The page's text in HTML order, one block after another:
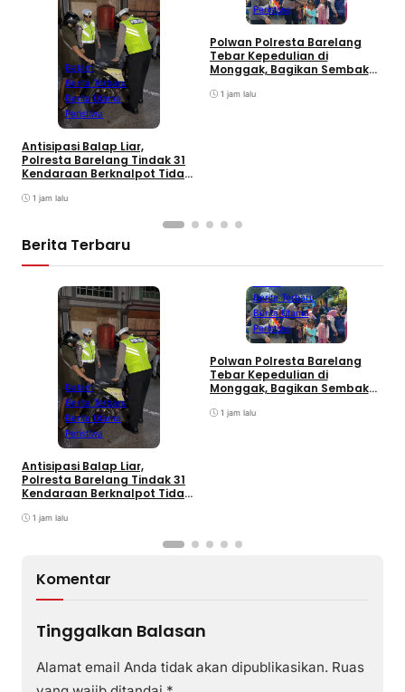
Batam
Berita Terbaru
Berita Utama
Peristiwa
Antisipasi Balap Liar,
Polresta Barelang Tindak 31
Kendaraan Berknalpot Tidak
1 jam lalu
Peristiwa
Polwan Polresta Barelang
Tebar Kepedulian di
Monggak, Bagikan Sembako
1 jam lalu
Berita Terbaru
Batam
Berita Terbaru
Berita Utama
Peristiwa
Antisipasi Balap Liar,
Polresta Barelang Tindak 31
Kendaraan Berknalpot Tidak
1 jam lalu
Berita Terbaru
Berita Utama
Peristiwa
Polwan Polresta Barelang
Tebar Kepedulian di
Monggak, Bagikan Sembako
1 jam lalu
Komentar
Tinggalkan Balasan
Alamat email Anda tidak akan dipublikasikan. Ruas